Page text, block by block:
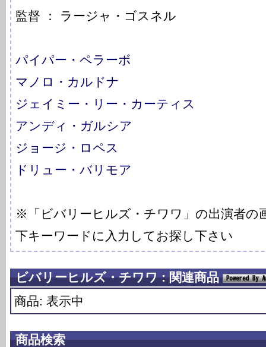
監督 ： ラージャ・ゴスネル
パイパー・ペラーボ
マノロ・カルドナ
ジェイミー・リー・カーティス
アンディ・ガルシア
ジョージ・ロペス
ドリュー・バリモア
※「ビバリーヒルズ・チワワ」の出演者の
下キーワードに入力してお探し下さい
ビバリーヒルズ・チワワ : 関連商品
商品: 表示中
商品検索